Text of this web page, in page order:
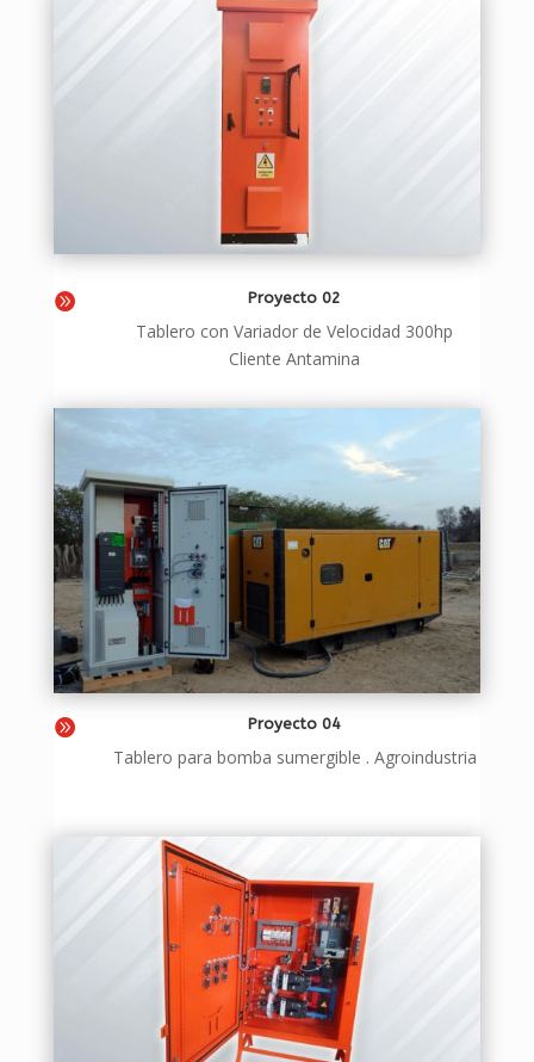
 Proyecto 02
Tablero con Variador de Velocidad 300hp
Cliente Antamina
 Proyecto 04
Tablero para bomba sumergible . Agroindustria